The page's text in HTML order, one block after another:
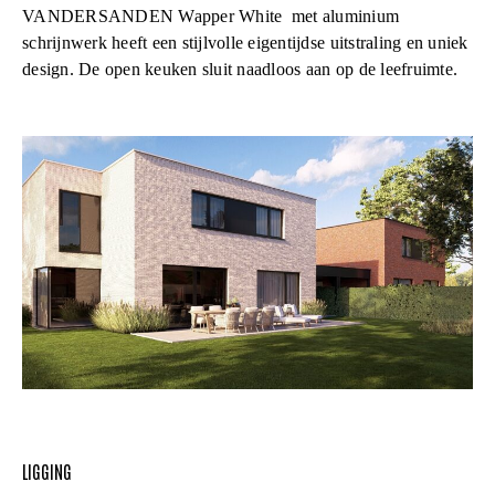
VANDERSANDEN Wapper White met aluminium
schrijnwerk heeft een stijlvolle eigentijdse uitstraling en uniek
design. De open keuken sluit naadloos aan op de leefruimte.
LIGGING